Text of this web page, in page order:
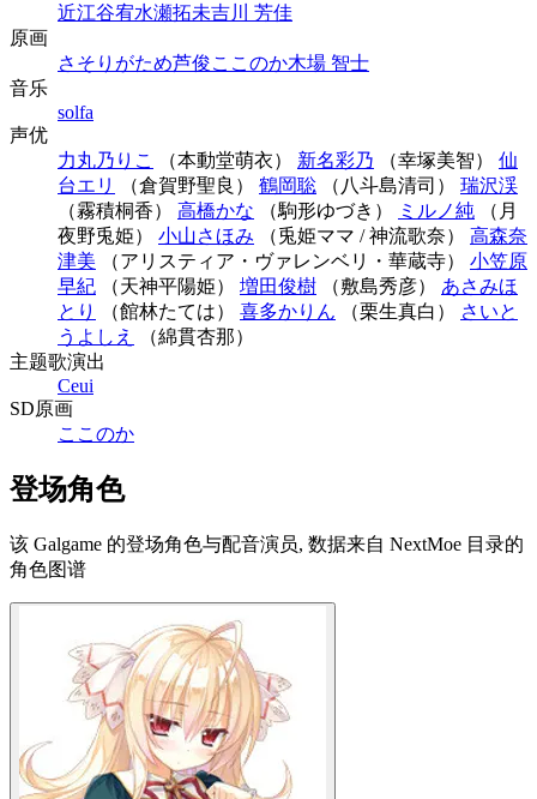
近江谷宥水瀬拓未吉川 芳佳
原画
さそりがため芦俊ここのか木場 智士
音乐
solfa
声优
力丸乃りこ
（本動堂萌衣） 新名彩乃 （幸塚美智） 仙
台エリ
（倉賀野聖良） 鶴岡聡 （八斗島清司） 瑞沢渓
（霧積桐香） 高橋かな （駒形ゆづき） ミルノ純 （月
夜野兎姫） 小山さほみ （兎姫ママ / 神流歌奈） 高森奈
津美 （アリスティア・ヴァレンベリ・華蔵寺） 小笠原
早紀 （天神平陽姫） 増田俊樹 （敷島秀彦） あさみほ
とり
（館林たては） 喜多かりん （栗生真白）
さいと
うよしえ
（綿貫杏那）
主题歌演出
Ceui
SD原画
ここのか
登场角色
该 Galgame 的登场角色与配音演员, 数据来自 NextMoe 目录的
角色图谱